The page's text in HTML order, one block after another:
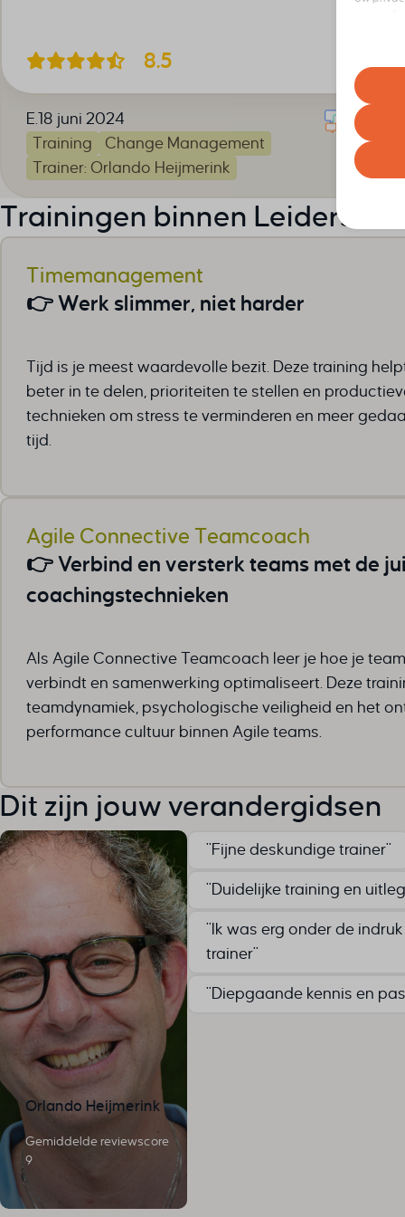
8.5
E.18 juni 2024
Training
Change Management
Trainer: Orlando Heijmerink
Trainingen binnen
Timemanagement
👉 Werk slimmer, niet harder
Tijd is je meest waardevolle bezit. Deze training
beter in te delen, prioriteiten te stellen en
technieken om stress te verminderen en meer
tijd.
Agile Connective Teamcoach
👉 Verbind en versterk teams met de
coachingstechnieken
Als Agile Connective Teamcoach leer je hoe je
verbindt en samenwerking optimaliseert. Deze
teamdynamiek, psychologische veiligheid en het
performance cultuur binnen Agile teams.
Dit zijn jouw verandergidsen
Orlando Heijmerink
Gemiddelde reviewscore
9
"Fijne deskundige trainer"
"Duidelijke training en
"Ik was erg onder de
trainer"
"Diepgaande kennis en
ervaring
wp-
wp-
_ga_*
_clck
SID
Deze
*_mode
brf-
cky-